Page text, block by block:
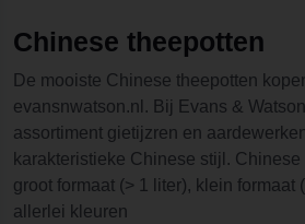
Chinese theepotten
De mooiste Chinese theepotten
evansnwatson.nl. Bij Evans &
assortiment gietijzren en
karakteristieke Chinese stijl.
groot formaat (> 1 liter), klein formaat
allerlei kleuren